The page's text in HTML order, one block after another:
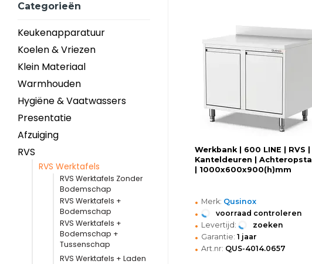
Categorieën
Keukenapparatuur
Koelen & Vriezen
Klein Materiaal
Warmhouden
Hygiëne & Vaatwassers
Presentatie
Afzuiging
RVS
RVS Werktafels
RVS Werktafels Zonder
Bodemschap
RVS Werktafels +
Bodemschap
RVS Werktafels +
Bodemschap +
Tussenschap
RVS Werktafels + Laden
Werkbank | 600 LINE | RVS |
Kanteldeuren |
| 1000x600x900(h)mm
• Merk: Qusinox
• voorraad controleren
• Levertijd: zoeken
• Garantie: 1 jaar
• Art.nr: QUS-4014.0657